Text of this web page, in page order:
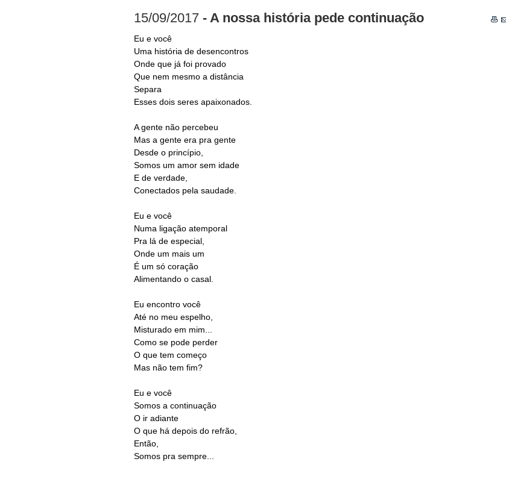
15/09/2017 - A nossa história pede continuação
Eu e você
Uma história de desencontros
Onde que já foi provado
Que nem mesmo a distância
Separa
Esses dois seres apaixonados.
A gente não percebeu
Mas a gente era pra gente
Desde o princípio,
Somos um amor sem idade
E de verdade,
Conectados pela saudade.
Eu e você
Numa ligação atemporal
Pra lá de especial,
Onde um mais um
É um só coração
Alimentando o casal.
Eu encontro você
Até no meu espelho,
Misturado em mim...
Como se pode perder
O que tem começo
Mas não tem fim?
Eu e você
Somos a continuação
O ir adiante
O que há depois do refrão,
Então,
Somos pra sempre...